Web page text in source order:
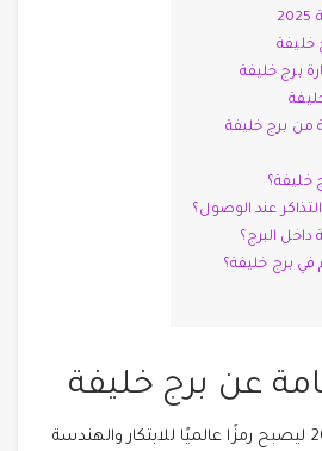
خليفة
برج خليفة
من برج خليفة
خليفة؟
عند الوصول؟
البرج؟
برج خليفة؟
عن برج خليفة
افتتح برج خليفة عام 2010 ليصبح رمزًا عالميًا للابتكار والهندسة